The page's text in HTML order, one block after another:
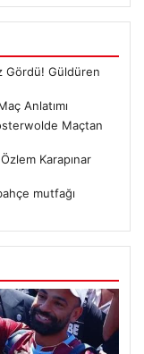
Gördü! Güldüren
Anlatımı
Maçtan
Karapınar
mutfağı